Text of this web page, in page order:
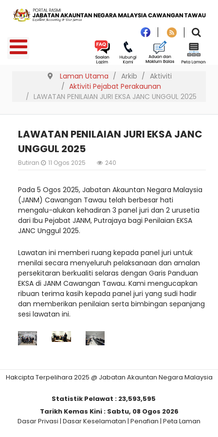
Laman Utama Arkib
Aktiviti
Aktiviti Pejabat Perakaunan
LAWATAN PENILAIAN JURI EKSA JANC UNGGUL 2025
LAWATAN PENILAIAN JURI EKSA JANC
UNGGUL 2025
Butiran 11 Ogos 2025 240
Pada 5 Ogos 2025, Jabatan Akauntan Negara Malaysia
(JANM) Cawangan Tawau telah berbesar hati
mengalu-alukan kehadiran 3 panel juri dan 2 urusetia
dari Ibu Pejabat JANM, Putrajaya bagi Penilaian EKSA
JANC Unggul 2025.
Lawatan ini memberi ruang kepada panel juri untuk
menilai secara menyeluruh pelaksanaan dan amalan
persekitaran berkualiti selaras dengan Garis Panduan
EKSA di JANM Cawangan Tawau. Kami mengucapkan
ribuan terima kasih kepada panel juri yang sudi hadir
dan memberikan penilaian serta bimbingan sepanjang
sesi lawatan ini.
Hakcipta Terpelihara 2025 @ Jabatan Akauntan Negara Malaysia
Statistik Pelawat : 23,593,595
Tarikh Kemas Kini : Sabtu, 08 Ogos 2026
Dasar Privasi | Dasar Keselamatan | Penafian | Peta Laman